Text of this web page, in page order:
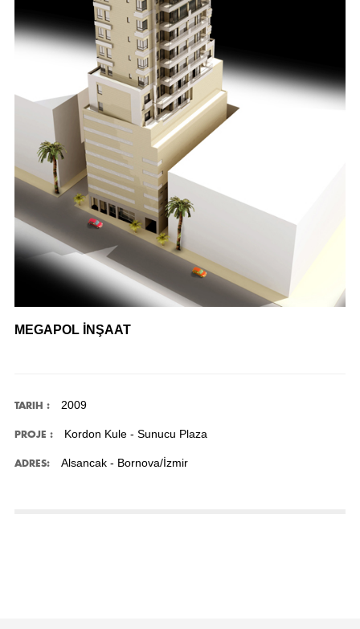
MEGAPOL İNŞAAT
TARIH : 2009
PROJE : Kordon Kule - Sunucu Plaza
ADRES: Alsancak - Bornova/İzmir